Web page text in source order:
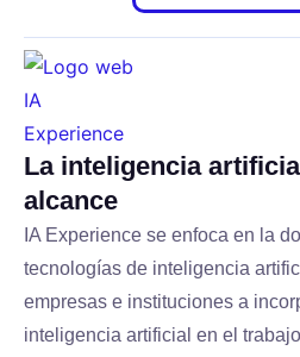
La inteligencia
alcance
IA Experience se enfoca en la
tecnologías de inteligencia
empresas e instituciones a
inteligencia artificial en el